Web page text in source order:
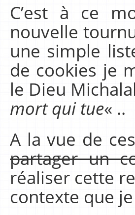
C’est à ce
nouvelle
une simple
de cookies je
le Dieu
mort qui tue« ..
A la vue de
partager un
réaliser cette
contexte que